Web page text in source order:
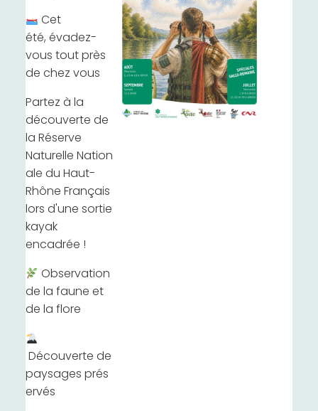
Cet
été, évadez-
vous tout près
de chez vous
Partez à la
découverte de
la Réserve
Naturelle Nation
ale du Haut-
Rhône Français
lors d'une sortie
kayak
encadrée !
Observation
de la faune et
de la flore
Découverte de
paysages prés
ervés